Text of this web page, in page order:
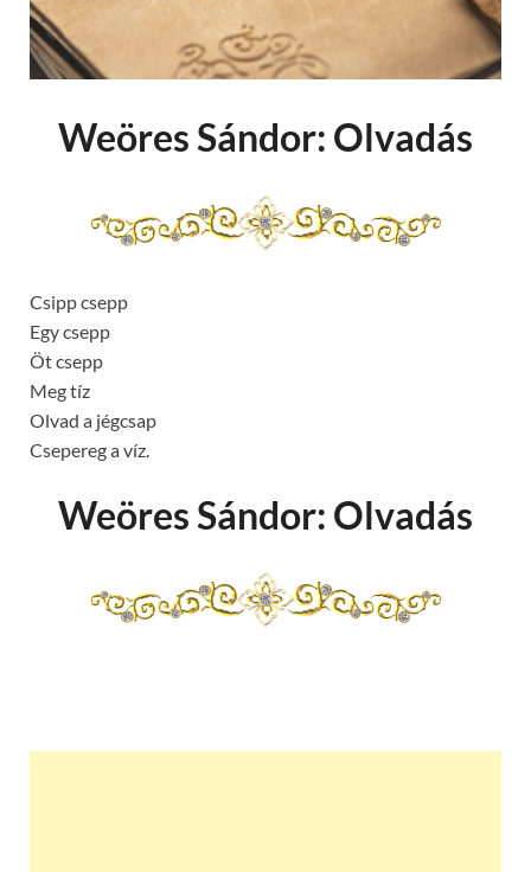
Weöres Sándor: Olvadás
Csipp csepp
Egy csepp
Öt csepp
Meg tíz
Olvad a jégcsap
Csepereg a víz.
Weöres Sándor: Olvadás